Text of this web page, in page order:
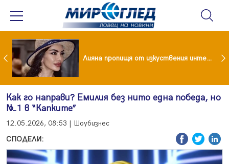
Популярен риалити герой заряза жена си заради друга Лияна пропищя от изкуствения интелект
Как го направи? Емилия без нито една победа, но
№1 в “Капките”
12.05.2026, 08:53 | Шоубизнес
СПОДЕЛИ: